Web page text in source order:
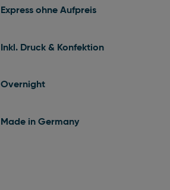
Express ohne Aufpreis
Inkl. Druck & Konfektion
Overnight
Made in Germany